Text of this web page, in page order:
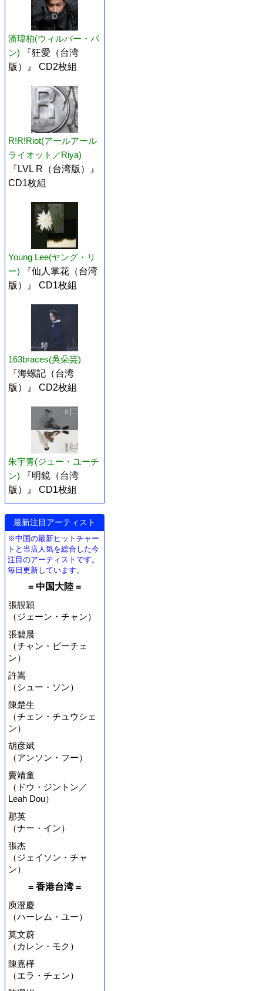
潘瑋柏(ウィルバー・パ
ン)
『狂愛（台湾
版）』 CD2枚組
R!R!Riot(アールアール
ライオット／Riya)
『LVL R（台湾版）』
CD1枚組
Young Lee(ヤング・リ
ー)
『仙人掌花（台湾
版）』 CD1枚組
163braces(吳朵芸)
『海螺記（台湾
版）』 CD2枚組
朱宇青(ジュー・ユーチ
ン)
『明鏡（台湾
版）』 CD1枚組
最新注目アーティスト
※中国の最新ヒットチャー
トと当店人気を総合した今
注目のアーティストです。
毎日更新しています。
= 中国大陸 =
張靚穎
（ジェーン・チャン）
張碧晨
（チャン・ビーチェ
ン）
許嵩
（シュー・ソン）
陳楚生
（チェン・チュウシェ
ン）
胡彦斌
（アンソン・フー）
竇靖童
（ドウ・ジントン／
Leah Dou）
那英
（ナー・イン）
張杰
（ジェイソン・チャ
ン）
= 香港台湾 =
庾澄慶
（ハーレム・ユー）
莫文蔚
（カレン・モク）
陳嘉樺
（エラ・チェン）